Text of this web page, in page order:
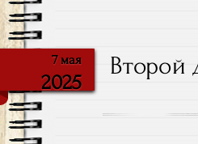
7 мая
2025
Второй